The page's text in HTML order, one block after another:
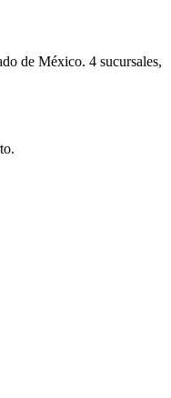
de México. 4 sucursales,